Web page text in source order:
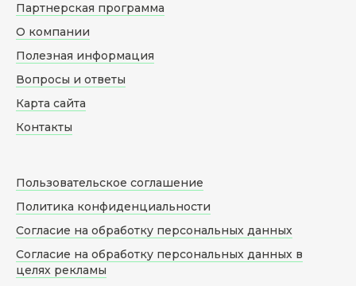
Партнерская программа
О компании
Полезная информация
Вопросы и ответы
Карта сайта
Контакты
Пользовательское соглашение
Политика конфиденциальности
Согласие на обработку персональных данных
Согласие на обработку персональных данных в
целях рекламы